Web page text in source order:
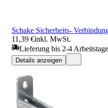
Schake Sicherheits-
11,39 €inkl. MwSt.
Lieferung bis 2-4 Arbeitstage
Details anzeigen